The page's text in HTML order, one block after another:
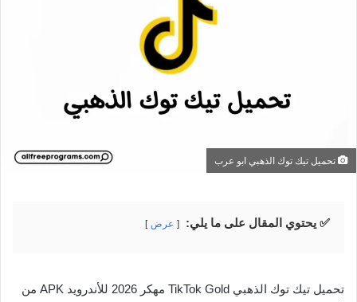
تحميل تيك توك الذهبي ابو عرب
✅ يحتوي المقال على ما يلي: عرض
تحميل تيك توك الذهبي TikTok Gold مهكر 2026 للأندرويد APK من